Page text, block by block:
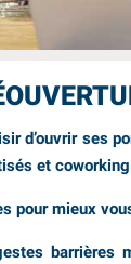
d’ouvrir ses
et
pour mieux
barrières